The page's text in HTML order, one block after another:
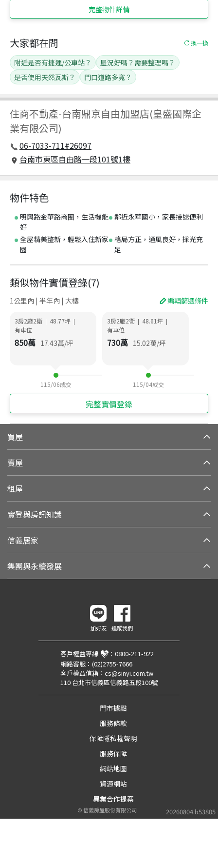
完整物件詳情
住商不動產-台南鼎京自由加盟店(皇盛國際企
業有限公司)
06-7033-711#26097
台南市東區自由路一段101號1樓
大家都在問 換一換
附近是否有捷運/公車站？
屋況好嗎？需要整理嗎？
是否使用天然瓦斯？
門口道路多寬？
物件特色
明興路金華路商圈，生活機能
好
鄰近永華國小，家長接送便利
全屋精美整新，輕鬆入住新家
園
格局方正，通風良好，採光充
足
類似物件實價登錄(7)
1公里內 | 半年內 | 大樓 編輯篩選條件
3房2廳2衛 | 48.77坪 |
有車位
850萬 17.43萬/坪
115/06成交
3房2廳2衛 | 48.61坪 |
有車位
730萬 15.02萬/坪
115/04成交
完整實價登錄
買屋
賣屋
租屋
實登與房訊知識
信義居家
集團與永續發展
20260804.b53805
加好友 追蹤我們
客戶權益專線 ： 0800-211-922
網路客服： (02)2755-7666
客戶權益信箱： cs@sinyi.com.tw
110 台北市信義區信義路五段100號
門市據點
服務條款
保障隱私權聲明
服務保障
網站地圖
資源網站
異業合作提案
©信義房屋股份有限公司